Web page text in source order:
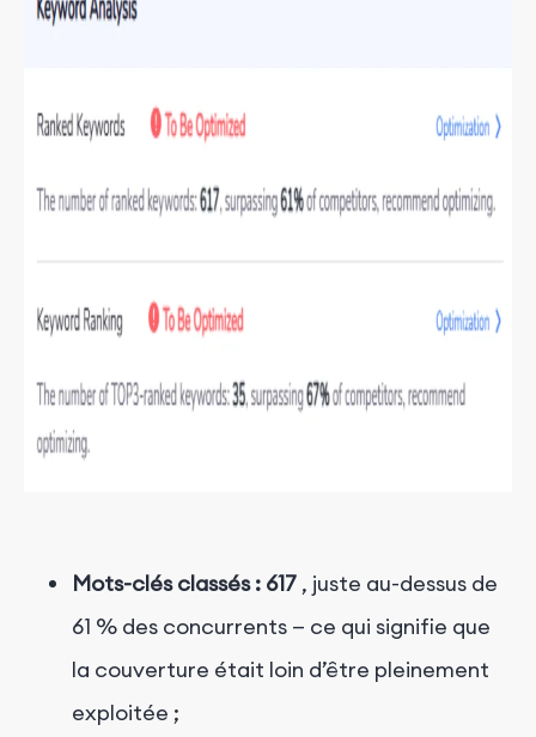
Mots-clés classés : 617 , juste au-dessus de
61 % des concurrents — ce qui signifie que
la couverture était loin d’être pleinement
exploitée ;